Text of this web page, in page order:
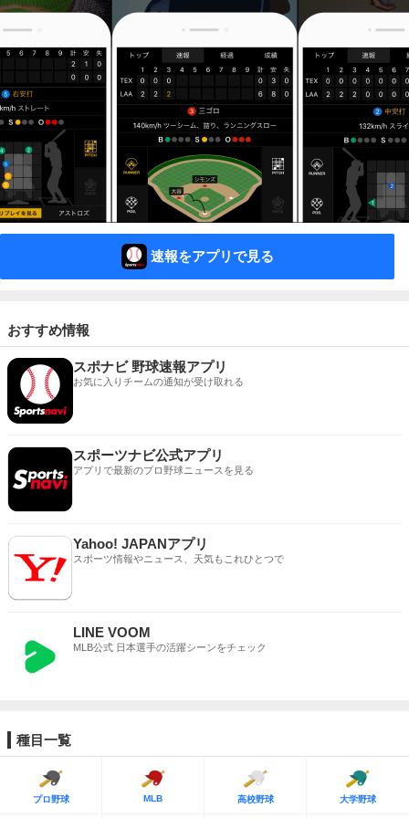
速報をアプリで見る
おすすめ情報
スポナビ 野球速報アプリ
お気に入りチームの通知が受け取れる
スポーツナビ公式アプリ
アプリで最新のプロ野球ニュースを見る
Yahoo! JAPANアプリ
スポーツ情報やニュース、天気もこれひとつで
LINE VOOM
MLB公式 日本選手の活躍シーンをチェック
種目一覧
プロ野球 MLB 高校野球 大学野球